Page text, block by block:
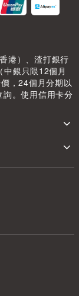
港）、渣打銀行
銀只限12個月
，24個月分期以
。使用信用卡分